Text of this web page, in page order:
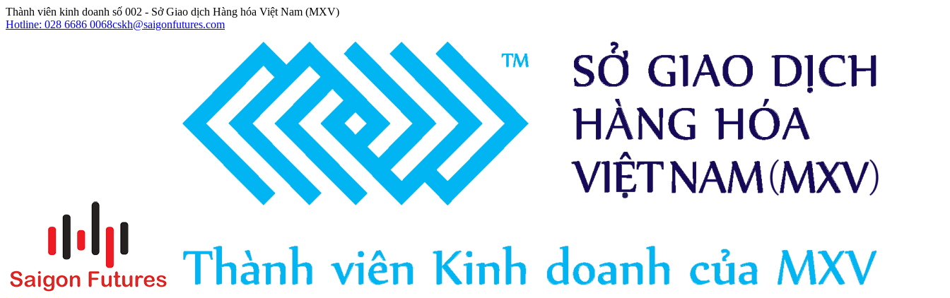
Thành viên kinh doanh số 002 - Sở Giao dịch Hàng hóa Việt Nam (MXV)
Hotline: 028 6686 0068cskh@saigonfutures.com